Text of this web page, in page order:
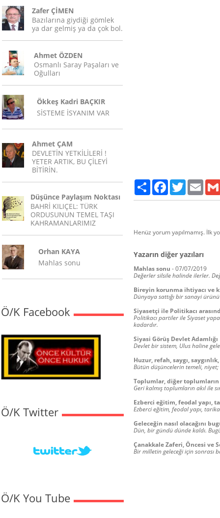
Zafer ÇİMEN
Bazılarına giydiği gömlek
ya dar gelmiş ya da çok bol.
Ahmet ÖZDEN
Osmanlı Saray Paşaları ve
Oğulları
Ökkeş Kadri BAÇKIR
SİSTEME İSYANIM VAR
Ahmet ÇAM
DEVLETİN YETKİLİLERİ !
YETER ARTIK, BU ÇİLEYİ
BİTİRİN.
Düşünce Paylaşım Noktası
BAHRİ KILIÇEL: TÜRK
ORDUSUNUN TEMEL TAŞI
KAHRAMANLARIMIZ
Orhan KAYA
Mahlas sonu
Ö/K Facebook
Ö/K Twitter
Ö/K You Tube
Paylaş FacebookTwitter Email
Henüz yorum yapılmamış. İlk
Yazarın diğer yazıları
Mahlas sonu -07/07/2019
Değerler silsile halinde ilerler.
Bireyin korunma ihtiyacı ve
Dünyaya sattığı bir sanayi
Siyasetçi ile Politikacı
Politikacı partiler ile Siyaset
kadardır.
Siyasi Görüş Devlet
Devlet bir sistem, Ulus haline
Huzur, refah, saygı,
Bütün düşüncelerin temeli,
Toplumlar, diğer
Geri kalmış toplumların akıl ile
Ezberci eğitim, feodal yapı,
Ezberci eğitim, feodal yapı,
Geleceğin nasıl olacağını
Dün, bir gündü dünde kaldı.
Çanakkale Zaferi, Öncesi ve
Bir milletin geleceği için sonrası